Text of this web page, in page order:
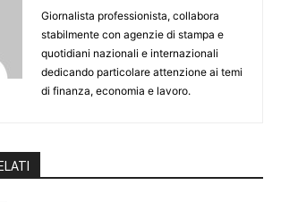
Giornalista professionista, collabora
stabilmente con agenzie di stampa e
quotidiani nazionali e internazionali
dedicando particolare attenzione ai temi
di finanza, economia e lavoro.